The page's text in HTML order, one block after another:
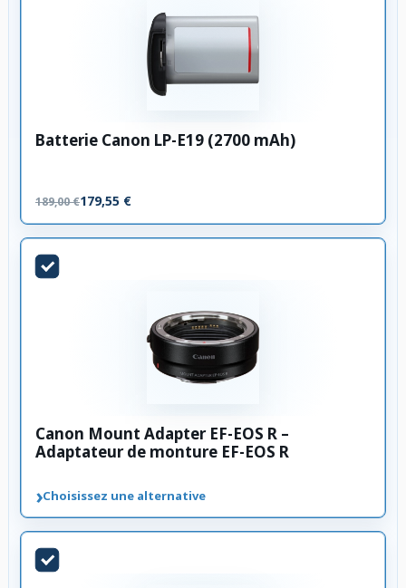
Batterie Canon LP-E19 (2700 mAh)
189,00 €179,55 €
Canon Mount Adapter EF-EOS R –
Adaptateur de monture EF-EOS R
›Choisissez une alternative